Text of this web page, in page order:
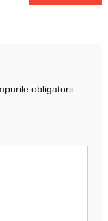
obligatorii